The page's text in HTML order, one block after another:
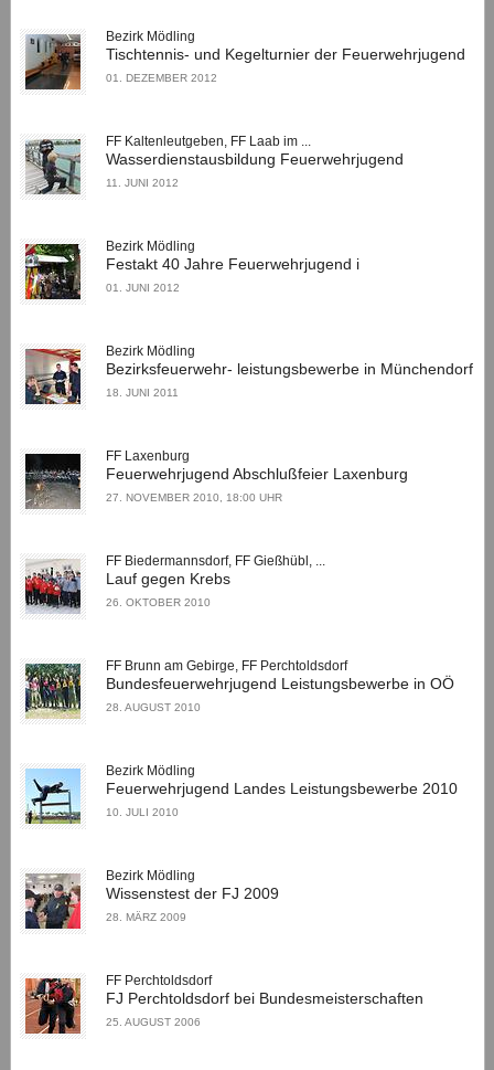
Bezirk Mödling
Tischtennis- und Kegelturnier der Feuerwehrjugend
01. DEZEMBER 2012
FF Kaltenleutgeben, FF Laab im ...
Wasserdienstausbildung Feuerwehrjugend
11. JUNI 2012
Bezirk Mödling
Festakt 40 Jahre Feuerwehrjugend i
01. JUNI 2012
Bezirk Mödling
Bezirksfeuerwehr- leistungsbewerbe in Münchendorf
18. JUNI 2011
FF Laxenburg
Feuerwehrjugend Abschlußfeier Laxenburg
27. NOVEMBER 2010, 18:00 UHR
FF Biedermannsdorf, FF Gießhübl, ...
Lauf gegen Krebs
26. OKTOBER 2010
FF Brunn am Gebirge, FF Perchtoldsdorf
Bundesfeuerwehrjugend Leistungsbewerbe in OÖ
28. AUGUST 2010
Bezirk Mödling
Feuerwehrjugend Landes Leistungsbewerbe 2010
10. JULI 2010
Bezirk Mödling
Wissenstest der FJ 2009
28. MÄRZ 2009
FF Perchtoldsdorf
FJ Perchtoldsdorf bei Bundesmeisterschaften
25. AUGUST 2006